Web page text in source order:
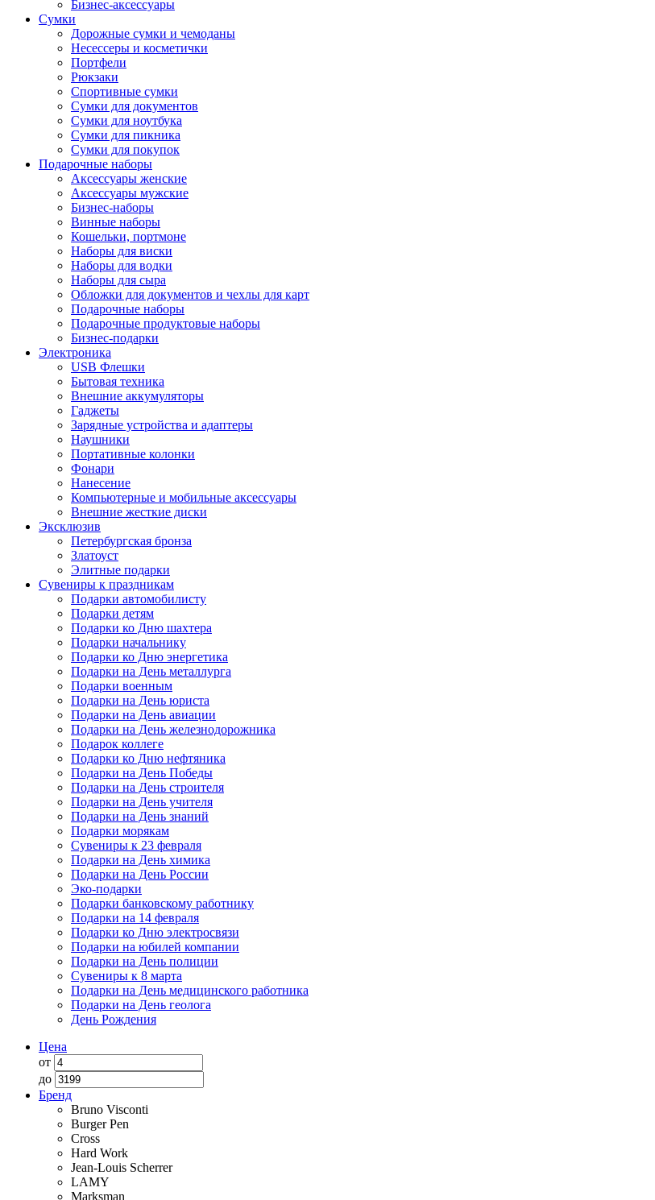
Бизнес-аксессуары
Сумки
Дорожные сумки и чемоданы
Несессеры и косметички
Портфели
Рюкзаки
Спортивные сумки
Сумки для документов
Сумки для ноутбука
Сумки для пикника
Сумки для покупок
Подарочные наборы
Аксессуары женские
Аксессуары мужские
Бизнес-наборы
Винные наборы
Кошельки, портмоне
Наборы для виски
Наборы для водки
Наборы для сыра
Обложки для документов и чехлы для карт
Подарочные наборы
Подарочные продуктовые наборы
Бизнес-подарки
Электроника
USB Флешки
Бытовая техника
Внешние аккумуляторы
Гаджеты
Зарядные устройства и адаптеры
Наушники
Портативные колонки
Фонари
Нанесение
Компьютерные и мобильные аксессуары
Внешние жесткие диски
Эксклюзив
Петербургская бронза
Златоуст
Элитные подарки
Сувениры к праздникам
Подарки автомобилисту
Подарки детям
Подарки ко Дню шахтера
Подарки начальнику
Подарки ко Дню энергетика
Подарки на День металлурга
Подарки военным
Подарки на День юриста
Подарки на День авиации
Подарки на День железнодорожника
Подарок коллеге
Подарки ко Дню нефтяника
Подарки на День Победы
Подарки на День строителя
Подарки на День учителя
Подарки на День знаний
Подарки морякам
Сувениры к 23 февраля
Подарки на День химика
Подарки на День России
Эко-подарки
Подарки банковскому работнику
Подарки на 14 февраля
Подарки ко Дню электросвязи
Подарки на юбилей компании
Подарки на День полиции
Сувениры к 8 марта
Подарки на День медицинского работника
Подарки на День геолога
День Рождения
Цена
от
до
Бренд
Bruno Visconti
Burger Pen
Cross
Hard Work
Jean-Louis Scherrer
LAMY
Marksman